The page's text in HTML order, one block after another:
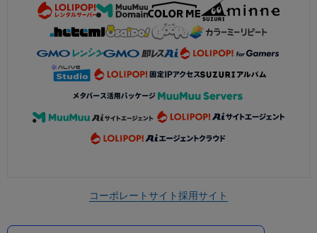
コーポレートサイト採用サイト